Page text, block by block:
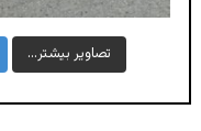
تصاویر بیشتر...